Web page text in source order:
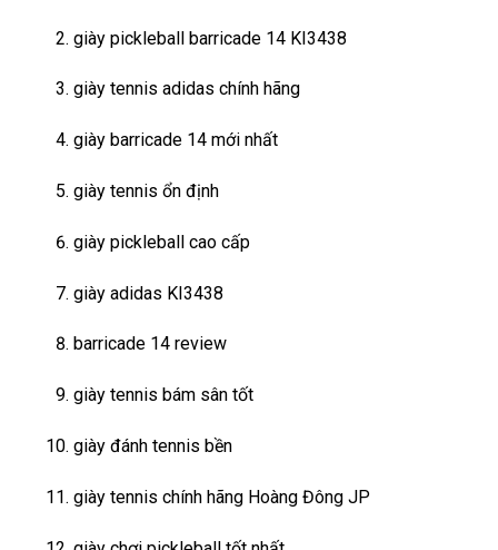
giày pickleball barricade 14 KI3438
giày tennis adidas chính hãng
giày barricade 14 mới nhất
giày tennis ổn định
giày pickleball cao cấp
giày adidas KI3438
barricade 14 review
giày tennis bám sân tốt
giày đánh tennis bền
giày tennis chính hãng Hoàng Đông JP